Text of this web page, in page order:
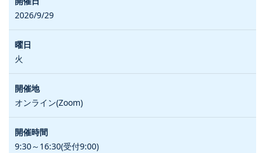
2026/9/29
火
オンライン(Zoom)
9:30～16:30(受付9:00)